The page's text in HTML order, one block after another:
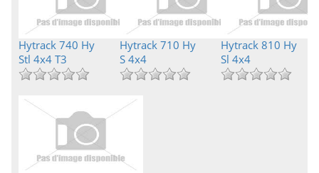
Hytrack 740 Hy
Stl 4x4 T3
Hytrack 710 Hy
S 4x4
Hytrack 810 Hy
Sl 4x4